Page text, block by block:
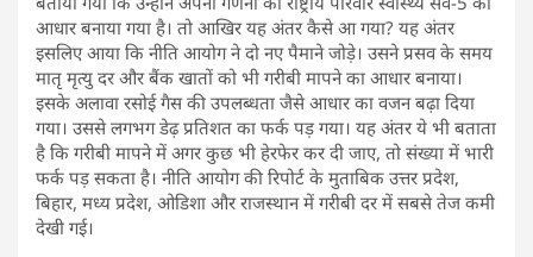
आधार बनाया गया है। तो आखिर यह अंतर कैसे आ गया? यह अंतर
इसलिए आया कि नीति आयोग ने दो नए पैमाने जोड़े। उसने प्रसव के समय
मातृ मृत्यु दर और बैंक खातों को भी गरीबी मापने का आधार बनाया।
इसके अलावा रसोई गैस की उपलब्धता जैसे आधार का वजन बढ़ा दिया
गया। उससे लगभग डेढ़ प्रतिशत का फर्क पड़ गया। यह अंतर ये भी बताता
है कि गरीबी मापने में अगर कुछ भी हेरफेर कर दी जाए, तो संख्या में भारी
फर्क पड़ सकता है। नीति आयोग की रिपोर्ट के मुताबिक उत्तर प्रदेश,
बिहार, मध्य प्रदेश, ओडिशा और राजस्थान में गरीबी दर में सबसे तेज कमी
देखी गई।